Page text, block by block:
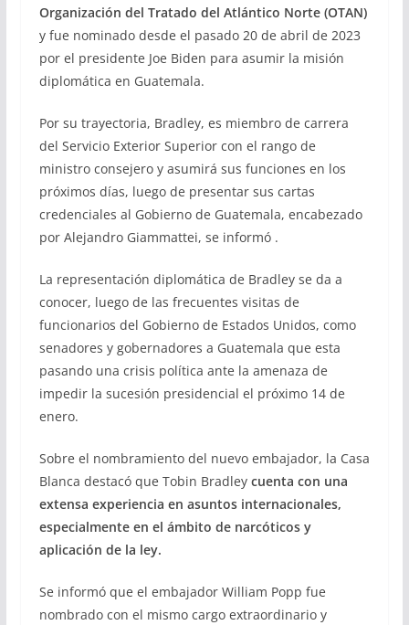
Organización del Tratado del Atlántico Norte (OTAN)
y fue nominado desde el pasado 20 de abril de 2023
por el presidente Joe Biden para asumir la misión
diplomática en Guatemala.
Por su trayectoria, Bradley, es miembro de carrera
del Servicio Exterior Superior con el rango de
ministro consejero y asumirá sus funciones en los
próximos días, luego de presentar sus cartas
credenciales al Gobierno de Guatemala, encabezado
por Alejandro Giammattei, se informó .
La representación diplomática de Bradley se da a
conocer, luego de las frecuentes visitas de
funcionarios del Gobierno de Estados Unidos, como
senadores y gobernadores a Guatemala que esta
pasando una crisis política ante la amenaza de
impedir la sucesión presidencial el próximo 14 de
enero.
Sobre el nombramiento del nuevo embajador, la Casa
Blanca destacó que Tobin Bradley cuenta con una
extensa experiencia en asuntos internacionales,
especialmente en el ámbito de narcóticos y
aplicación de la ley.
Se informó que el embajador William Popp fue
nombrado con el mismo cargo extraordinario y